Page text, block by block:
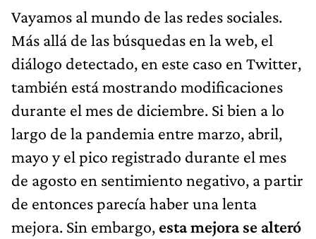
Vayamos al mundo de las redes sociales.
Más allá de las búsquedas en la web, el
diálogo detectado, en este caso en Twitter,
también está mostrando modificaciones
durante el mes de diciembre. Si bien a lo
largo de la pandemia entre marzo, abril,
mayo y el pico registrado durante el mes
de agosto en sentimiento negativo, a partir
de entonces parecía haber una lenta
mejora. Sin embargo, esta mejora se alteró